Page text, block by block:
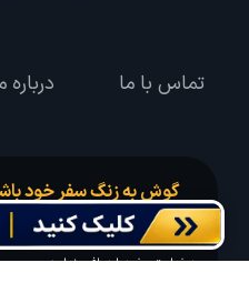
تماس با ما درباره
گوش به زنگ سفر خود
درخواست سفر خود را در مدت زمان
درخواستی خود را دریافت نمایید